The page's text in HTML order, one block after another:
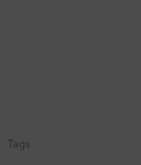
Tags